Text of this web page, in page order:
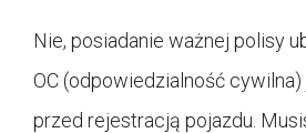
Nie, posiadanie ważnej polisy
OC (odpowiedzialność
przed rejestracją pojazdu.